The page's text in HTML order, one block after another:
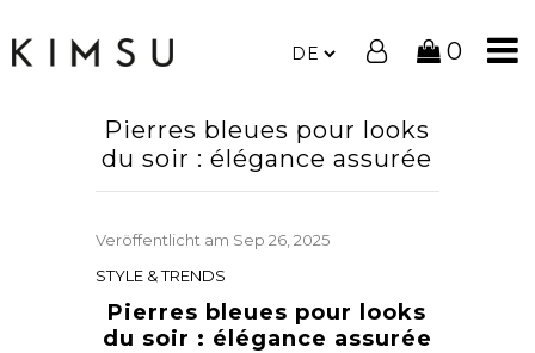
0
Pierres bleues pour looks
du soir : élégance assurée
Veröffentlicht am Sep 26, 2025
STYLE & TRENDS
Pierres bleues pour looks
du soir : élégance assurée